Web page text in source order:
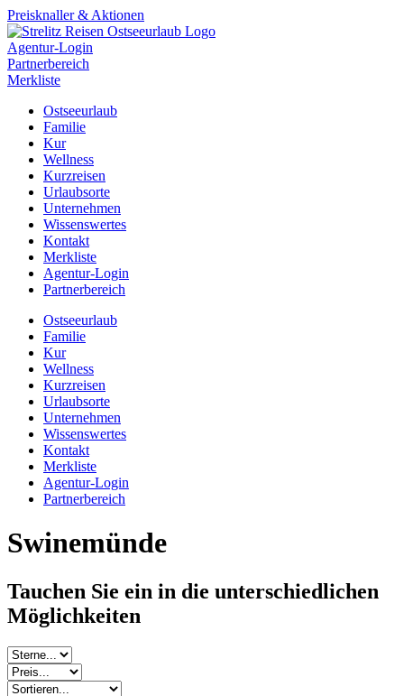
Preisknaller & Aktionen
Agentur-Login
Partnerbereich
Merkliste
Ostseeurlaub
Familie
Kur
Wellness
Kurzreisen
Urlaubsorte
Unternehmen
Wissenswertes
Kontakt
Merkliste
Agentur-Login
Partnerbereich
Ostseeurlaub
Familie
Kur
Wellness
Kurzreisen
Urlaubsorte
Unternehmen
Wissenswertes
Kontakt
Merkliste
Agentur-Login
Partnerbereich
Swinemünde
Tauchen Sie ein in die unterschiedlichen
Möglichkeiten